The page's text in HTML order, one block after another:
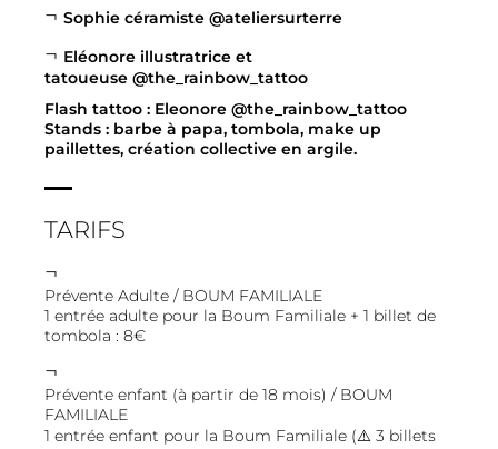
Sophie céramiste @ateliersurterre
Eléonore illustratrice et
tatoueuse @the_rainbow_tattoo
Flash tattoo : Eleonore @the_rainbow_tattoo
Stands : barbe à papa, tombola, make up
paillettes, création collective en argile.
TARIFS
Prévente Adulte / BOUM FAMILIALE
1 entrée adulte pour la Boum Familiale + 1 billet de
tombola : 8€
Prévente enfant (à partir de 18 mois) / BOUM
FAMILIALE
1 entrée enfant pour la Boum Familiale (⚠️ 3 billets